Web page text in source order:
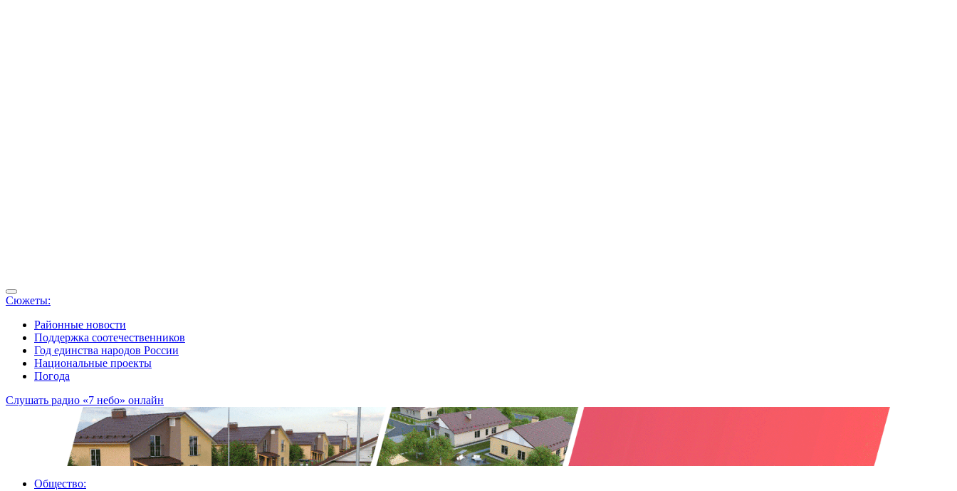
Сюжеты:
Районные новости
Поддержка соотечественников
Год единства народов России
Национальные проекты
Погода
Слушать радио «7 небо» онлайн
Общество: